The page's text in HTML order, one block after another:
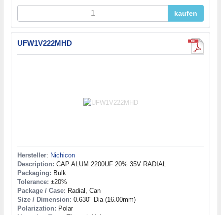
kaufen
UFW1V222MHD
Hersteller: Nichicon
Description: CAP ALUM 2200UF 20% 35V RADIAL
Packaging: Bulk
Tolerance: ±20%
Package / Case: Radial, Can
Size / Dimension: 0.630" Dia (16.00mm)
Polarization: Polar